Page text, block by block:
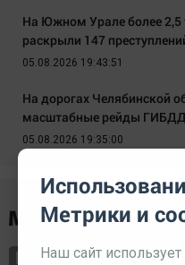
На Южном Урале более 2,5
раскрыли 147
05.08.2026 19:43:51
На дорогах Челябинской
масштабные рейды
05.08.2026 19:35:00
Метрики и
Наш сайт